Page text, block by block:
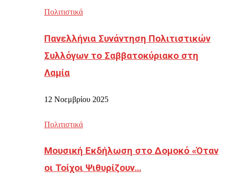
Πολιτιστικά
Πανελλήνια Συνάντηση Πολιτιστικών
Συλλόγων το Σαββατοκύριακο στη
Λαμία
12 Νοεμβρίου 2025
Πολιτιστικά
Μουσική Εκδήλωση στο Δομοκό «Όταν
οι Τοίχοι Ψιθυρίζουν…